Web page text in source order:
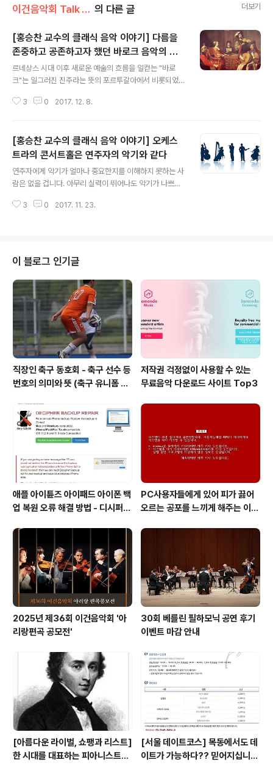
이건음악회 Talk Talk/홍승찬교수의 클래식 톡톡 의 다른 글 더보기
[홍승찬 교수의 클래식 음악 이야기] 다름을
존중하고 공존하고자 했던 바로크 음악의 정
신
르네상스 시대 이후 새로운 예술의 흐름을 일컫는 "바로
크"는 일그러진 진주라는 뜻의 포르투갈아에서 비롯되었다
는 이탈리아어에서 비롯되었다는 말도 있지만 그 어느 것
든 예술을 아우르는 용어로 자리잡은 것입니다. 오늘날의
관점에서 보면 음악에는 전혀 어울리지 않는 말이 아닌가
싶지만 당시 사람들의 생각은 달랐습니다. 말 그대로 뭔가
이상하고 어색하게 느꼈던 것입니다. 그것은 마치 20세기
고 어렵게만 생각하던 것이나 다름이 없습니다. 17세기 사
3 0 2017. 12. 8.
[홍승찬 교수의 클래식 음악 이야기] 오케스
트라의 콘서트홀은 연주자의 악기와 같다
연주자에게 악기가 얼마나 중요한지를 이해하지 못하는 사
람은 없을 겁니다. 아무리 실력이 뛰어나도 악기가 나쁘면
입니다. 그래서 좋은 악기를 사려고 가진 돈을 다 쓰는 것은
것이 공연장입니다. 악기의 울림이 아무리 좋아도 그걸 공
연장이 그대로 받아서 제대로 청중에게 전하지 못한다면
아무 소용이 없기 때문입니다. 공연장의 울림이 좋고 나쁘
고의 차이는 혼자 연주할 때보다 여럿이 함께 연주할 때, 특
히 여러 종류의 악기들이 어우러져 연주할 때 더 잘 드러나
3 0 2017. 11. 23.
이 블로그 인기글
직장인 축구 동호회 - 축구 선수 등
번호의 의미와 뜻 (축구 유니폼 번
저작권 걱정없이 사용할 수 있는
무료음악 다운로드 사이트 Top3
애플 아이튠즈 아이패드 아이폰 백
업 복원 오류 해결 방법 - 디시퍼
p repair
PC사용자들에게 있어 피가 끓어
오르는 공포를 느끼게 해주는 이
드 스크린이 있다는 사실!! 알고 계
2025년 제36회 이건음악회 '아
리랑편곡 공모전'
30회 베를린 필하모닉 공연 후기
이벤트 마감 안내
[아름다운 라이벌, 쇼팽과 리스트]
한 시대를 대표하는 피아니스트이
[서울 데이트코스] 목동에서도 데
이트가 가능하다?? 믿어지십니